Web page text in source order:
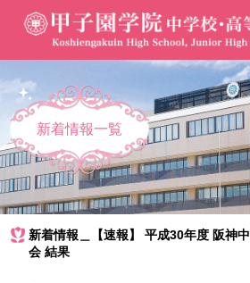
新着情報一覧
新着情報＿【速報】 平成30年度 阪神
会 結果